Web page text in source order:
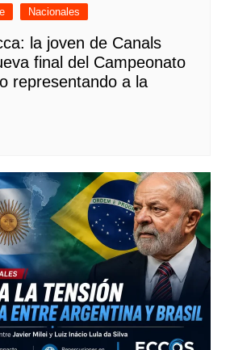
Nacionales
la joven de Canals
final del Campeonato
representando a la